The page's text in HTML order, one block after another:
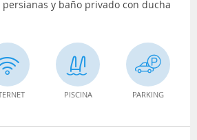
y baño privado con ducha
PISCINA PARKING